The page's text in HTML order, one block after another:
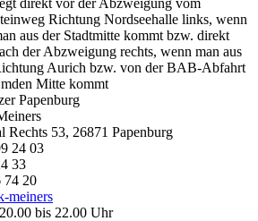
Richtung Nordseehalle links, wenn
aus der Stadtmitte kommt bzw. direkt
der Abzweigung rechts, wenn man aus
Aurich bzw. von der BAB-Abfahrt
Mitte kommt
Papenburg
Rechts 53, 26871 Papenburg
24 03
33
74 20
meiners
bis 22.00 Uhr